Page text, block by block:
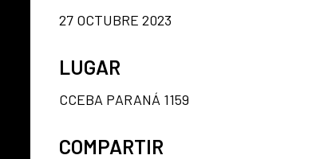
27 OCTUBRE 2023
LUGAR
CCEBA PARANÁ 1159
COMPARTIR